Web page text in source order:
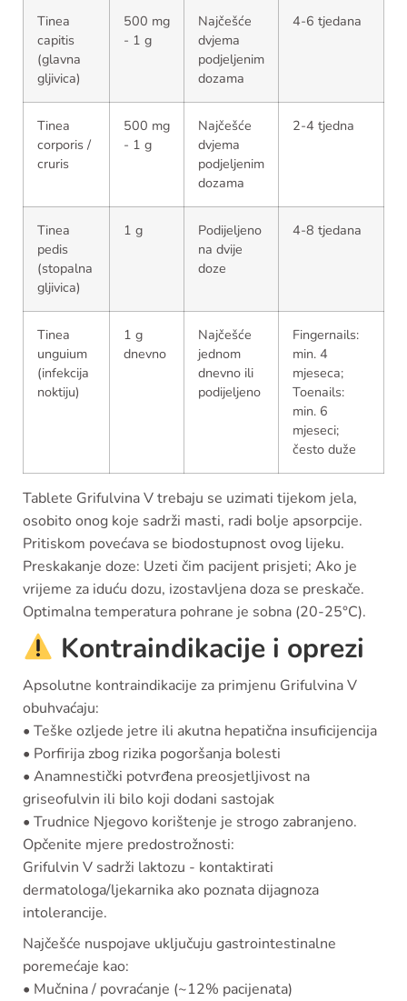
Tinea
capitis
(glavna
gljivica)
500 mg
- 1 g
Najčešće
dvjema
podjeljenim
dozama
4-6 tjedana
Tinea
corporis /
cruris
500 mg
- 1 g
Najčešće
dvjema
podjeljenim
dozama
2-4 tjedna
Tinea
pedis
(stopalna
gljivica)
1 g
Podijeljeno
na dvije
doze
4-8 tjedana
Tinea
unguium
(infekcija
noktiju)
1 g
dnevno
Najčešće
jednom
dnevno ili
podijeljeno
Fingernails:
min. 4
mjeseca;
Toenails:
min. 6
mjeseci;
često duže
Tablete Grifulvina V trebaju se uzimati tijekom jela,
osobito onog koje sadrži masti, radi bolje apsorpcije.
Pritiskom povećava se biodostupnost ovog lijeku.
Preskakanje doze: Uzeti čim pacijent prisjeti; Ako je
vrijeme za iduću dozu, izostavljena doza se preskače.
Optimalna temperatura pohrane je sobna (20-25°C).
Kontraindikacije i oprezi
Apsolutne kontraindikacije za primjenu Grifulvina V
obuhvaćaju:
• Teške ozljede jetre ili akutna hepatična insuficijencija
• Porfirija zbog rizika pogoršanja bolesti
• Anamnestički potvrđena preosjetljivost na
griseofulvin ili bilo koji dodani sastojak
• Trudnice Njegovo korištenje je strogo zabranjeno.
Opčenite mjere predostrožnosti:
Grifulvin V sadrži laktozu - kontaktirati
dermatologa/ljekarnika ako poznata dijagnoza
intolerancije.
Najčešće nuspojave uključuju gastrointestinalne
poremećaje kao:
• Mučnina / povraćanje (~12% pacijenata)